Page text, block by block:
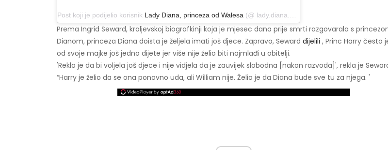
Post koji je podijelio korisnik Lady Diana, princeza od Walesa (@ lady.diana._) 13. veljače 2019. u 10:24 PST
Prema Ingrid Seward, kraljevskoj biografkinji koja je mjesec dana prije smrti razgovarala s
Dianom, princeza Diana doista je željela imati još djece. Zapravo, Seward dijelili , Princ Harry često
od svoje majke još jedno dijete jer više nije želio biti najmlađi u obitelji.
'Rekla je da bi voljela još djece i nije vidjela da je zauvijek slobodna [nakon razvoda]', rekla je
“Harry je želio da se ona ponovno uda, ali William nije. Želio je da Diana bude sve tu za njega. '